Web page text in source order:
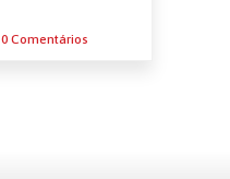
0 Comentários